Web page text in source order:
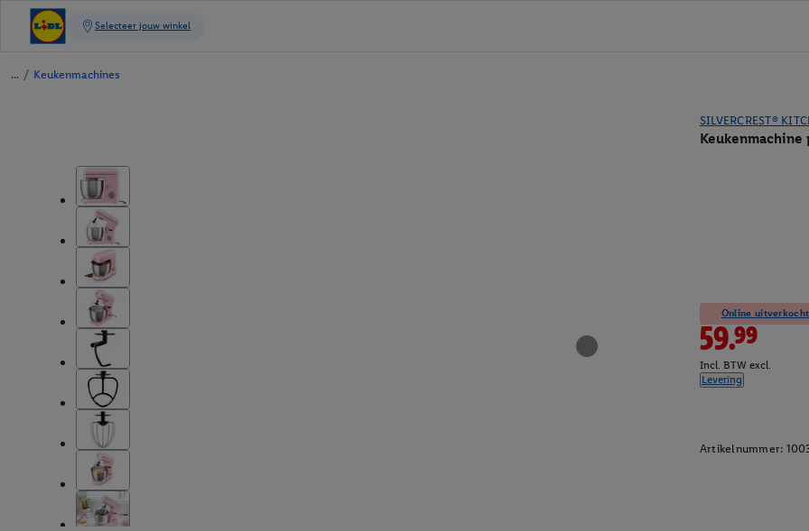
/ Keukenmachines
SILVERCREST®
Keukenmachine
Online
59.99
Incl. BTW excl.
Levering
Artikelnummer: